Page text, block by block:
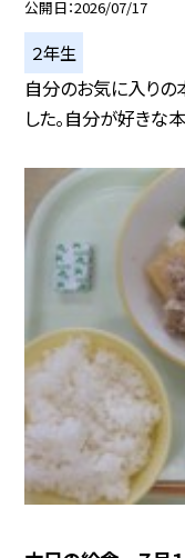
公開日 2026/07/17
２年生
自分のお気に入りの
した。自分が好きな